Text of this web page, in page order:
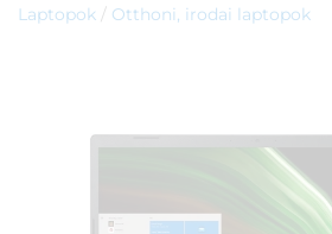
Laptopok / Otthoni, irodai laptopok